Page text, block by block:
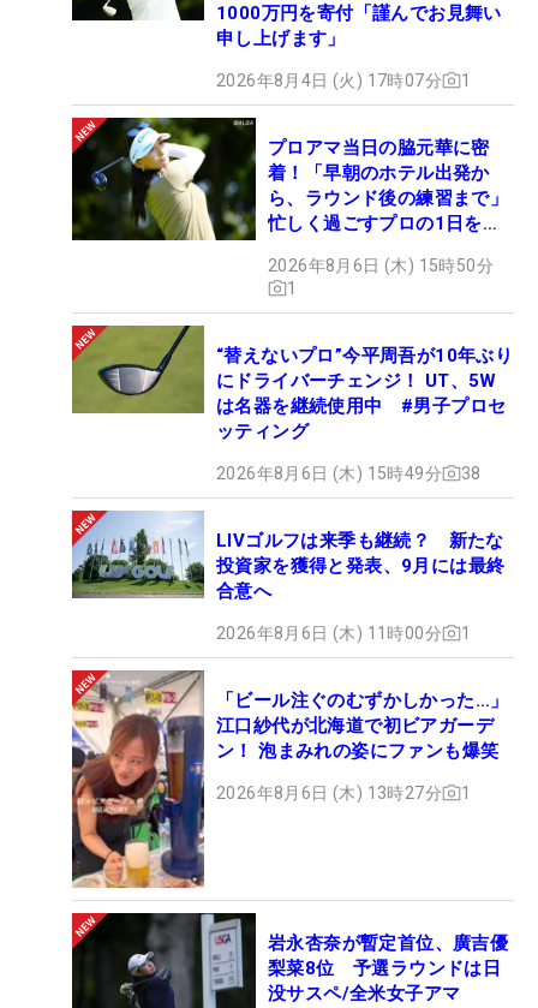
1000万円を寄付「謹んでお見舞い
申し上げます」
2026年8月4日 (火) 17時07分 1
プロアマ当日の脇元華に密
着！「早朝のホテル出発か
ら、ラウンド後の練習まで」
忙しく過ごすプロの1日を公
2026年8月6日 (木) 15時50分
1
“替えないプロ”今平周吾が10年ぶり
にドライバーチェンジ！ UT、5W
は名器を継続使用中 #男子プロセ
ッティング
2026年8月6日 (木) 15時49分 38
LIVゴルフは来季も継続？ 新たな
投資家を獲得と発表、9月には最終
合意へ
2026年8月6日 (木) 11時00分 1
「ビール注ぐのむずかしかった…」
江口紗代が北海道で初ビアガーデ
ン！ 泡まみれの姿にファンも爆笑
2026年8月6日 (木) 13時27分 1
岩永杏奈が暫定首位、廣吉優
梨菜8位 予選ラウンドは日
没サスペ/全米女子アマ